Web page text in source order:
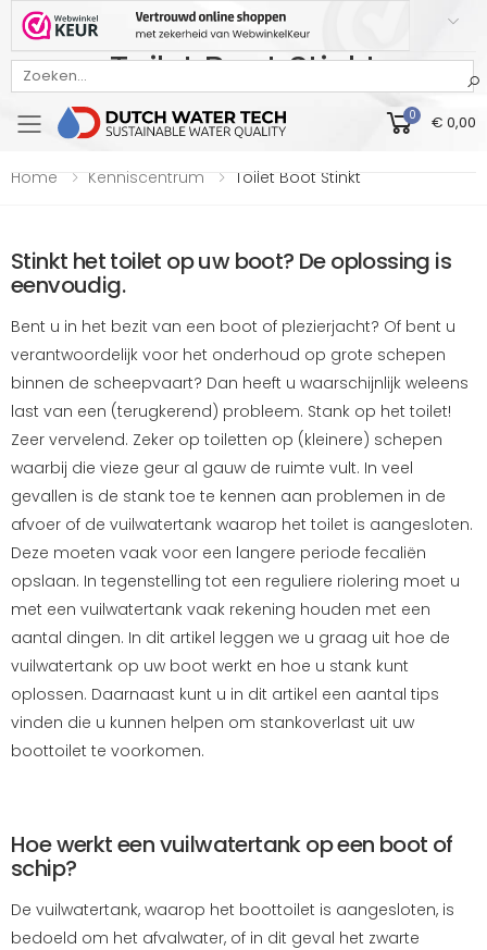
Bekijk onze Webwinkelkeur beoordeling
Toggle mobile menu
0 € 0,00
Toilet Boot Stinkt
Home Kenniscentrum Toilet Boot Stinkt
Stinkt het toilet op uw boot? De oplossing is
eenvoudig.
Bent u in het bezit van een boot of plezierjacht? Of bent u
verantwoordelijk voor het onderhoud op grote schepen
binnen de scheepvaart? Dan heeft u waarschijnlijk weleens
last van een (terugkerend) probleem. Stank op het toilet!
Zeer vervelend. Zeker op toiletten op (kleinere) schepen
waarbij die vieze geur al gauw de ruimte vult. In veel
gevallen is de stank toe te kennen aan problemen in de
afvoer of de vuilwatertank waarop het toilet is aangesloten.
Deze moeten vaak voor een langere periode fecaliën
opslaan. In tegenstelling tot een reguliere riolering moet u
met een vuilwatertank vaak rekening houden met een
aantal dingen. In dit artikel leggen we u graag uit hoe de
vuilwatertank op uw boot werkt en hoe u stank kunt
oplossen. Daarnaast kunt u in dit artikel een aantal tips
vinden die u kunnen helpen om stankoverlast uit uw
boottoilet te voorkomen.
Hoe werkt een vuilwatertank op een boot of
schip?
De vuilwatertank, waarop het boottoilet is aangesloten, is
bedoeld om het afvalwater, of in dit geval het zwarte